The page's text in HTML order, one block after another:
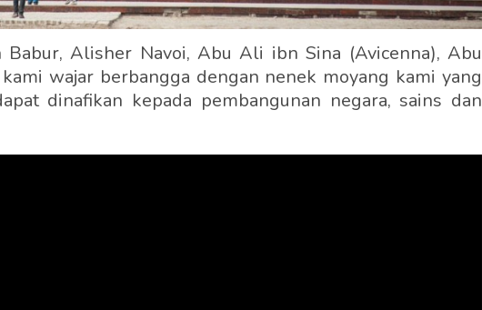
Alisher Navoi, Abu Ali ibn Sina (Avicenna), Abu
wajar berbangga dengan nenek moyang kami yang
dinafikan kepada pembangunan negara, sains dan